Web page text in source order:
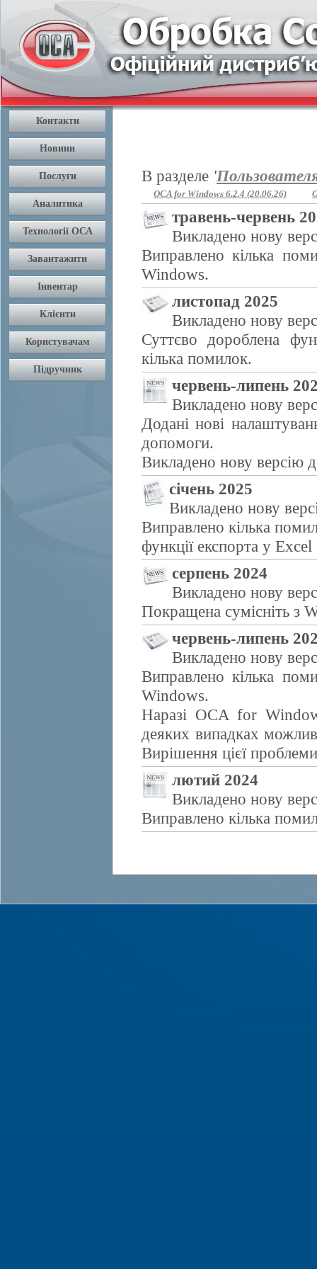
В разделе '
OCA for Windows 6.2.4 (20.06.26)
травень-червень
Викладено нову
Виправлено кілька
Windows.
листопад 2025
Викладено нову
Суттєво дороблена
кілька помилок.
червень-липень
Викладено нову
Додані нові
допомоги.
Викладено нову версію
січень 2025
Викладено нову
Виправлено кілька
функції експорта у Excel
серпень 2024
Викладено нову
Покращена сумісніть з
червень-липень
Викладено нову
Виправлено кілька
Windows.
Наразі OCA for
деяких випадках
Вирішення цієї
лютий 2024
Викладено нову
Виправлено кілька